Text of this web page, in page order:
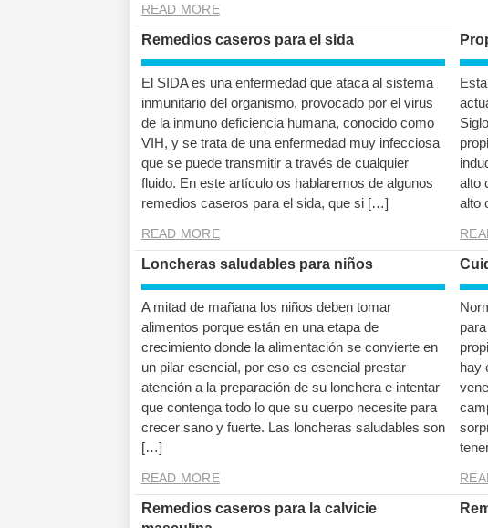
READ MORE
Remedios caseros para el sida
El SIDA es una enfermedad que ataca al sistema
inmunitario del organismo, provocado por el virus
de la inmuno deficiencia humana, conocido como
VIH, y se trata de una enfermedad muy infecciosa
que se puede transmitir a través de cualquier
fluido. En este artículo os hablaremos de algunos
remedios caseros para el sida, que si […]
READ MORE
alto
alto
Loncheras saludables para niños
A mitad de mañana los niños deben tomar
alimentos porque están en una etapa de
crecimiento donde la alimentación se convierte en
un pilar esencial, por eso es esencial prestar
atención a la preparación de su lonchera e intentar
que contenga todo lo que su cuerpo necesite para
crecer sano y fuerte. Las loncheras saludables son
[…]
READ MORE
hay
Remedios caseros para la calvicie